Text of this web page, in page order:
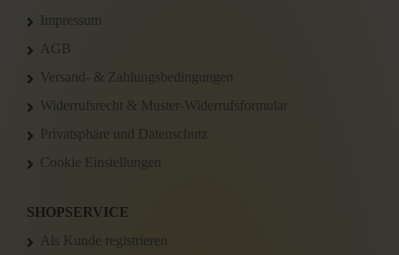
Impressum
AGB
Versand- & Zahlungsbedingungen
Widerrufsrecht & Muster-Widerrufsformular
Privatsphäre und Datenschutz
Cookie Einstellungen
SHOPSERVICE
Als Kunde registrieren